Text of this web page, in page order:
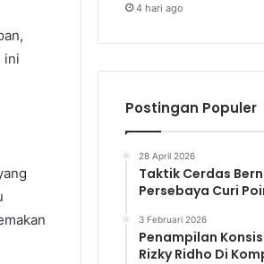
ini
4 hari ago
Postingan Populer
28 April 2026
Taktik Cerdas
Persebaya Curi
3 Februari 2026
Penampilan
Rizky Ridho Di